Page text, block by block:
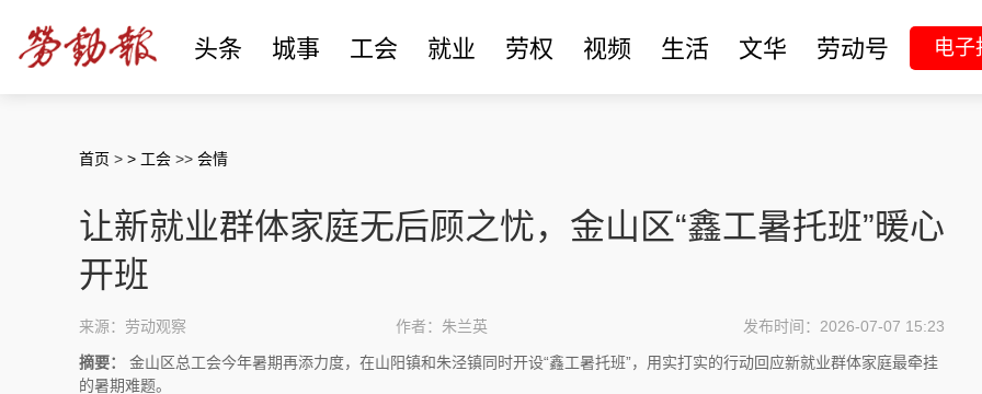
头条 城事 工会 就业 劳权 视频 生活 文华 劳动号 电子
首页 > > 工会 >> 会情
让新就业群体家庭无后顾之忧，金山区“鑫工暑托班”暖心
开班
来源：劳动观察 作者：朱兰英 发布时间：2026-07-07 15:23
摘要：
金山区总工会今年暑期再添力度，在山阳镇和朱泾镇同时开设“鑫工暑托班”，用实打实的行动回应新就业群体家庭最牵挂
的暑期难题。